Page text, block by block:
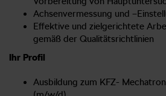
Achsenvermessung und
Effektive und zielgerichtete
gemäß der Qualitätsrichtlinien
Ihr Profil
Ausbildung zum KFZ-